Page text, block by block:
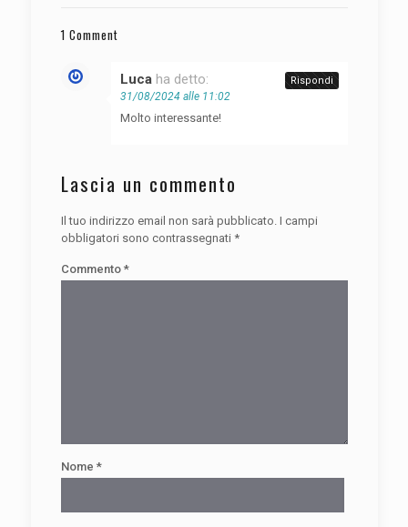
1 Comment
Luca ha detto:
31/08/2024 alle 11:02
Molto interessante!
Rispondi
Lascia un commento
Il tuo indirizzo email non sarà pubblicato. I campi
obbligatori sono contrassegnati *
Commento *
Nome *